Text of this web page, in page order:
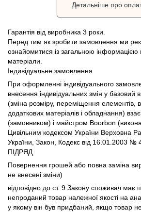
Детальніше про
Гарантія від виробника 3 роки.
Перед тим як зробити замовлення ми
ознайомитися із загальною інформацією
матеріали.
Індивідуальне замовлення
При оформленні індивідуального
внесення індивідуальних змін у базовий
(зміна розміру, переміщення елементів,
додаткових матеріалів і обладнання)
(замовником) і майстром Boorbon
Цивільним кодексом України Верховна
України, Закон, Кодекс від 16.01.2003 №
ПІДРЯД.
Повернення грошей або повна заміна
не внесені зміни)
відповідно до ст. 9 Закону споживач має
непроданий товар належної якості на
у якому він був придбаний, якщо товар